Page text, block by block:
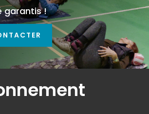
garantis !